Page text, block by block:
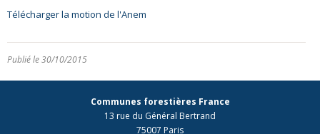
Télécharger la motion de l'Anem
Publié le 30/10/2015
Communes forestières France
13 rue du Général Bertrand
75007 Paris